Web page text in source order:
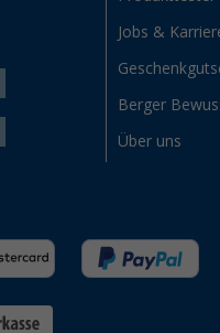
Jobs &
Berger
Über uns